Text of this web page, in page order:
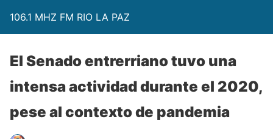
106.1 MHZ FM RIO LA PAZ
El Senado entrerriano tuvo una
intensa actividad durante el 2020,
pese al contexto de pandemia